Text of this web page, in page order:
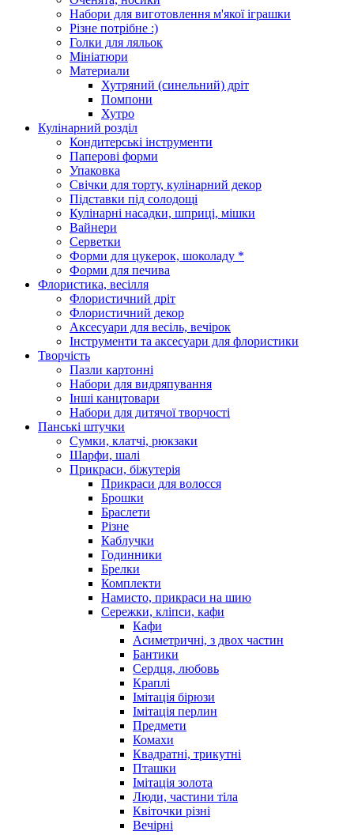
Набори для виготовлення м'якої іграшки
Різне потрібне :)
Голки для ляльок
Мініатюри
Материали
Хутряний (синельний) дріт
Помпони
Хутро
Кулінарний розділ
Кондитерські інструменти
Паперові форми
Упаковка
Свічки для торту, кулінарний декор
Підставки під солодощі
Кулінарні насадки, шприці, мішки
Вайнери
Серветки
Форми для цукерок, шоколаду *
Форми для печива
Флористика, весілля
Флористичний дріт
Флористичний декор
Аксесуари для весіль, вечірок
Інструменти та аксесуари для флористики
Творчість
Пазли картонні
Набори для видряпування
Інші канцтовари
Набори для дитячої творчості
Панські штучки
Сумки, клатчі, рюкзаки
Шарфи, шалі
Прикраси, біжутерія
Прикраси для волосся
Брошки
Браслети
Різне
Каблучки
Годинники
Брелки
Комплекти
Намисто, прикраси на шию
Сережки, кліпси, кафи
Кафи
Асиметричні, з двох частин
Бантики
Сердця, любовь
Краплі
Імітація бірюзи
Імітація перлин
Предмети
Комахи
Квадратні, трикутні
Пташки
Імітація золота
Люди, частини тіла
Квіточки різні
Вечірні